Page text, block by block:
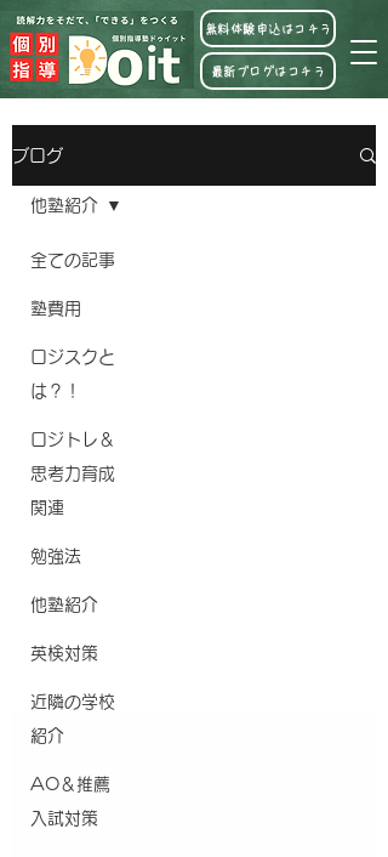
無料体験申込はコチラ
最新ブログはコチラ
ブログ
全ての記事
塾費用
ロジスクと
は？！
ロジトレ＆
思考力育成
関連
勉強法
他塾紹介
英検対策
近隣の学校
紹介
AO＆推薦
入試対策
他塾紹介